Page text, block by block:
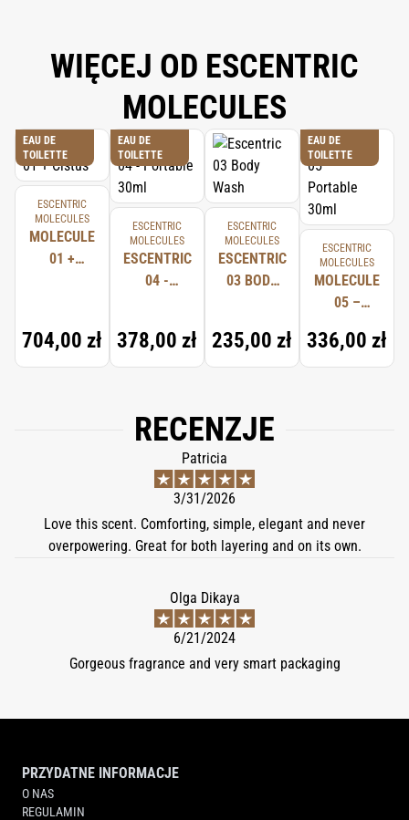
WIĘCEJ OD ESCENTRIC
MOLECULES
EAU DE
TOILETTE
ESCENTRIC
MOLECULES
MOLECULE
01 +
704,00 zł
EAU DE
TOILETTE
ESCENTRIC
MOLECULES
ESCENTRIC
04 -
378,00 zł
ESCENTRIC
MOLECULES
ESCENTRIC
03 BODY
235,00 zł
EAU DE
TOILETTE
ESCENTRIC
MOLECULES
MOLECULE
05 –
30ML
336,00 zł
RECENZJE
Patricia
3/31/2026
Love this scent. Comforting, simple, elegant and never
overpowering. Great for both layering and on its own.
Olga Dikaya
6/21/2024
Gorgeous fragrance and very smart packaging
PRZYDATNE INFORMACJE
O NAS
REGULAMIN